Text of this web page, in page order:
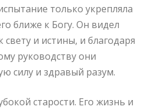
только укрепляла
ближе к Богу. Он видел
и истины, и благодаря
руководству они
силу и здравый разум.
старости. Его жизнь и